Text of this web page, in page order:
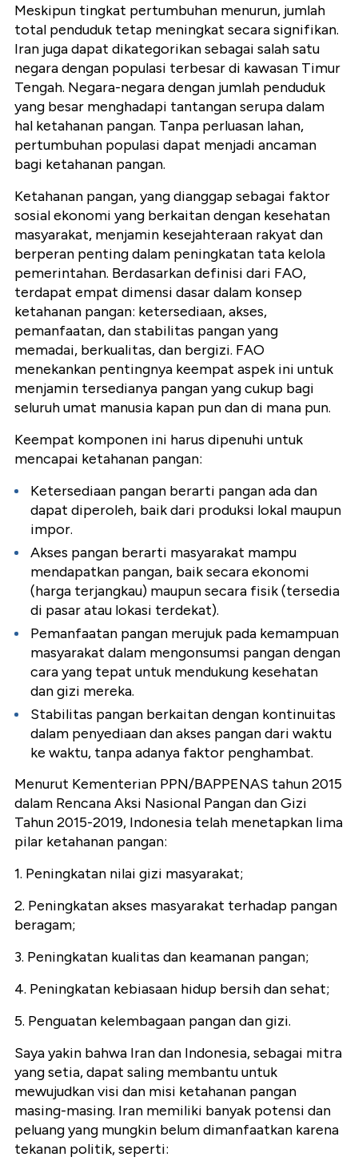
Meskipun tingkat pertumbuhan menurun, jumlah
total penduduk tetap meningkat secara signifikan.
Iran juga dapat dikategorikan sebagai salah satu
negara dengan populasi terbesar di kawasan Timur
Tengah. Negara-negara dengan jumlah penduduk
yang besar menghadapi tantangan serupa dalam
hal ketahanan pangan. Tanpa perluasan lahan,
pertumbuhan populasi dapat menjadi ancaman
bagi ketahanan pangan.
Ketahanan pangan, yang dianggap sebagai faktor
sosial ekonomi yang berkaitan dengan kesehatan
masyarakat, menjamin kesejahteraan rakyat dan
berperan penting dalam peningkatan tata kelola
pemerintahan. Berdasarkan definisi dari FAO,
terdapat empat dimensi dasar dalam konsep
ketahanan pangan: ketersediaan, akses,
pemanfaatan, dan stabilitas pangan yang
memadai, berkualitas, dan bergizi. FAO
menekankan pentingnya keempat aspek ini untuk
menjamin tersedianya pangan yang cukup bagi
seluruh umat manusia kapan pun dan di mana pun.
Keempat komponen ini harus dipenuhi untuk
mencapai ketahanan pangan:
Ketersediaan pangan berarti pangan ada dan
dapat diperoleh, baik dari produksi lokal maupun
impor.
Akses pangan berarti masyarakat mampu
mendapatkan pangan, baik secara ekonomi
(harga terjangkau) maupun secara fisik (tersedia
di pasar atau lokasi terdekat).
Pemanfaatan pangan merujuk pada kemampuan
masyarakat dalam mengonsumsi pangan dengan
cara yang tepat untuk mendukung kesehatan
dan gizi mereka.
Stabilitas pangan berkaitan dengan kontinuitas
dalam penyediaan dan akses pangan dari waktu
ke waktu, tanpa adanya faktor penghambat.
Menurut Kementerian PPN/BAPPENAS tahun 2015
dalam Rencana Aksi Nasional Pangan dan Gizi
Tahun 2015-2019, Indonesia telah menetapkan lima
pilar ketahanan pangan:
1. Peningkatan nilai gizi masyarakat;
2. Peningkatan akses masyarakat terhadap pangan
beragam;
3. Peningkatan kualitas dan keamanan pangan;
4. Peningkatan kebiasaan hidup bersih dan sehat;
5. Penguatan kelembagaan pangan dan gizi.
Saya yakin bahwa Iran dan Indonesia, sebagai mitra
yang setia, dapat saling membantu untuk
mewujudkan visi dan misi ketahanan pangan
masing-masing. Iran memiliki banyak potensi dan
peluang yang mungkin belum dimanfaatkan karena
tekanan politik, seperti: